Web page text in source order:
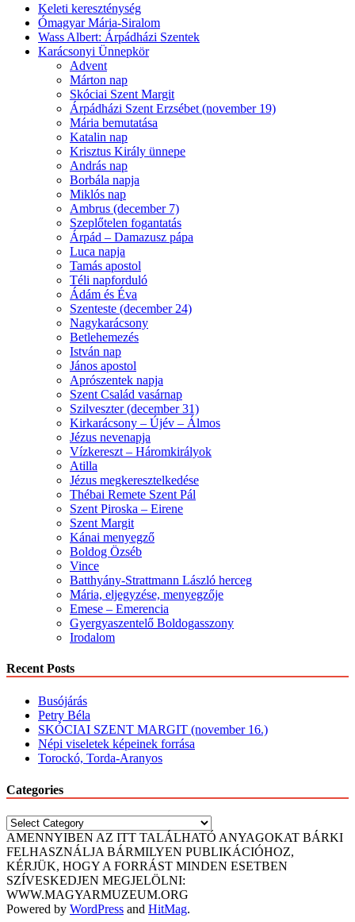
Keleti kereszténység
Ómagyar Mária-Siralom
Wass Albert: Árpádházi Szentek
Karácsonyi Ünnepkör
Advent
Márton nap
Skóciai Szent Margit
Árpádházi Szent Erzsébet (november 19)
Mária bemutatása
Katalin nap
Krisztus Király ünnepe
András nap
Borbála napja
Miklós nap
Ambrus (december 7)
Szeplőtelen fogantatás
Árpád – Damazusz pápa
Luca napja
Tamás apostol
Téli napforduló
Ádám és Éva
Szenteste (december 24)
Nagykarácsony
Betlehemezés
István nap
János apostol
Aprószentek napja
Szent Család vasárnap
Szilveszter (december 31)
Kirkarácsony – Újév – Álmos
Jézus nevenapja
Vízkereszt – Háromkirályok
Atilla
Jézus megkeresztelkedése
Thébai Remete Szent Pál
Szent Piroska – Eirene
Szent Margit
Kánai menyegző
Boldog Özséb
Vince
Batthyány-Strattmann László herceg
Mária, eljegyzése, menyegzője
Emese – Emerencia
Gyergyaszentelő Boldogasszony
Irodalom
Recent Posts
Busójárás
Petry Béla
SKÓCIAI SZENT MARGIT (november 16.)
Népi viseletek képeinek forrása
Torockó, Torda-Aranyos
Categories
Categories
AMENNYIBEN AZ ITT TALÁLHATÓ ANYAGOKAT BÁRKI
FELHASZNÁLJA BÁRMILYEN PUBLIKÁCIÓHOZ,
KÉRJÜK, HOGY A FORRÁST MINDEN ESETBEN
SZÍVESKEDJEN MEGJELÖLNI:
WWW.MAGYARMUZEUM.ORG
Powered by WordPress and HitMag.